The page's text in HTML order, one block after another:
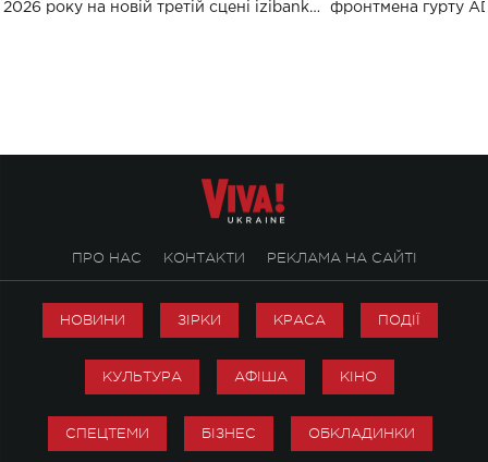
2026 року на новій третій сцені izibank
фронтмена гурту
ПРО НАС КОНТАКТИ РЕКЛАМА НА САЙТІ
НОВИНИ ЗІРКИ КРАСА ПОДІЇ
КУЛЬТУРА АФІША КІНО
СПЕЦТЕМИ БІЗНЕС ОБКЛАДИНКИ